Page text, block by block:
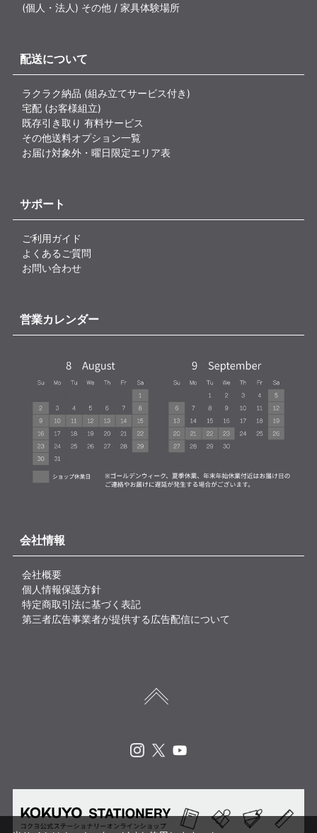
(個人・法人) その他 / 家具体験場所
配送について
ラクラク納品 (組み立てサービス付き)
宅配 (お客様組立)
既存引き取り 有料サービス
その他送料オプション一覧
お届け対象外・曜日限定エリア表
サポート
ご利用ガイド
よくあるご質問
お問い合わせ
営業カレンダー
会社情報
会社概要
個人情報保護方針
特定商取引法に基づく表記
第三者広告事業者が提供する広告配信について